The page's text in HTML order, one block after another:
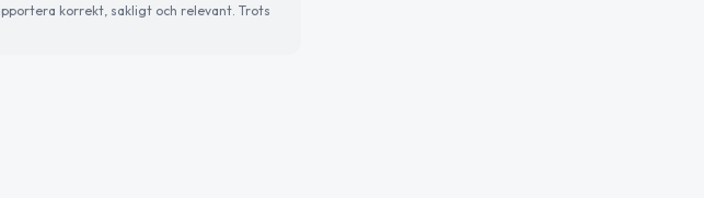
korrekt, sakligt och relevant. Trots